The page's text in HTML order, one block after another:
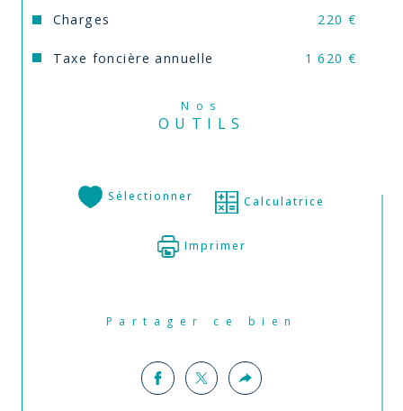
Charges 220 €
Taxe foncière annuelle 1 620 €
Nos
OUTILS
Sélectionner Calculatrice
Imprimer
Partager ce bien